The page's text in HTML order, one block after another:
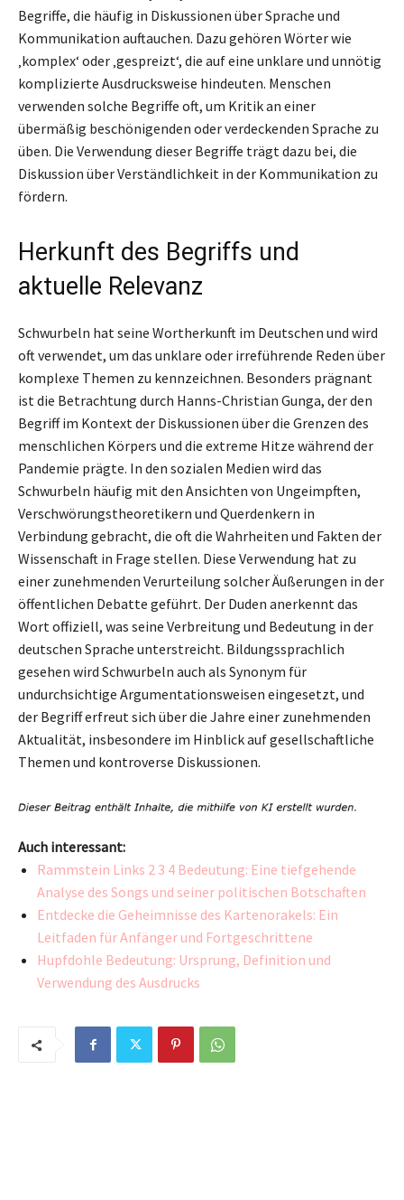
Begriffe, die häufig in Diskussionen über Sprache und
Kommunikation auftauchen. Dazu gehören Wörter wie
‚komplex‘ oder ‚gespreizt‘, die auf eine unklare und unnötig
komplizierte Ausdrucksweise hindeuten. Menschen
verwenden solche Begriffe oft, um Kritik an einer
übermäßig beschönigenden oder verdeckenden Sprache zu
üben. Die Verwendung dieser Begriffe trägt dazu bei, die
Diskussion über Verständlichkeit in der Kommunikation zu
fördern.
Herkunft des Begriffs und
aktuelle Relevanz
Schwurbeln hat seine Wortherkunft im Deutschen und wird
oft verwendet, um das unklare oder irreführende Reden über
komplexe Themen zu kennzeichnen. Besonders prägnant
ist die Betrachtung durch Hanns-Christian Gunga, der den
Begriff im Kontext der Diskussionen über die Grenzen des
menschlichen Körpers und die extreme Hitze während der
Pandemie prägte. In den sozialen Medien wird das
Schwurbeln häufig mit den Ansichten von Ungeimpften,
Verschwörungstheoretikern und Querdenkern in
Verbindung gebracht, die oft die Wahrheiten und Fakten der
Wissenschaft in Frage stellen. Diese Verwendung hat zu
einer zunehmenden Verurteilung solcher Äußerungen in der
öffentlichen Debatte geführt. Der Duden anerkennt das
Wort offiziell, was seine Verbreitung und Bedeutung in der
deutschen Sprache unterstreicht. Bildungssprachlich
gesehen wird Schwurbeln auch als Synonym für
undurchsichtige Argumentationsweisen eingesetzt, und
der Begriff erfreut sich über die Jahre einer zunehmenden
Aktualität, insbesondere im Hinblick auf gesellschaftliche
Themen und kontroverse Diskussionen.
Auch interessant:
Rammstein Links 2 3 4 Bedeutung: Eine tiefgehende
Analyse des Songs und seiner politischen Botschaften
Entdecke die Geheimnisse des Kartenorakels: Ein
Leitfaden für Anfänger und Fortgeschrittene
Hupfdohle Bedeutung: Ursprung, Definition und
Verwendung des Ausdrucks